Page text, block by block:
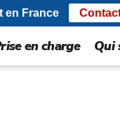
en charge Qui
en France